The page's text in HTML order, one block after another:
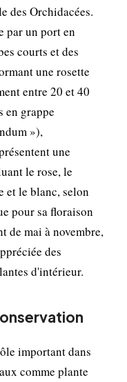
des Orchidacées.
par un port en
courts et des
une rosette
entre 20 et 40
en grappe
»),
une
le rose, le
et le blanc, selon
pour sa floraison
de mai à novembre,
des
d'intérieur.
important dans
comme plante